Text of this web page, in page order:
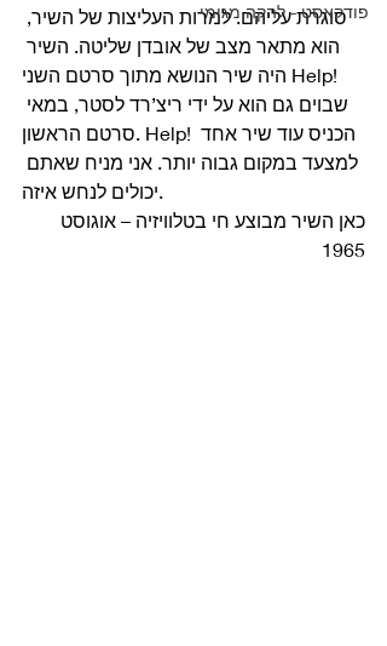
פודקאסט - להקה מגומי
סוגרת עליהם. למרות העליצות של השיר,
הוא מתאר מצב של אובדן שליטה. השיר
היה שיר הנושא מתוך סרטם השני Help!
שבוים גם הוא על ידי ריצ’רד לסטר, במאי
סרטם הראשון. Help! הכניס עוד שיר אחד
למצעד במקום גבוה יותר. אני מניח שאתם
יכולים לנחש איזה.
כאן השיר מבוצע חי בטלוויזיה – אוגוסט
1965